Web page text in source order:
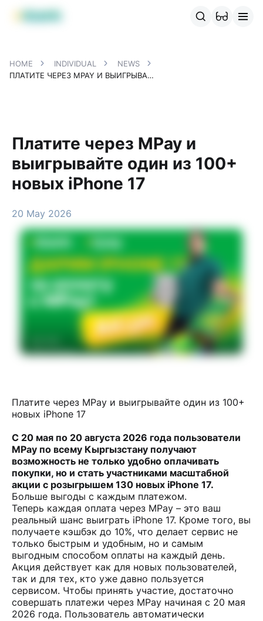
MBANK Products
HOME INDIVIDUAL
NEWS
ПЛАТИТЕ ЧЕРЕЗ MPAY И ВЫИГРЫВАЙТЕ ОДИН ИЗ 100+ НОВЫХ IPHONE 17
Платите через MPay и
выигрывайте один из 100+
новых iPhone 17
20 May 2026
Платите через MPay и выигрывайте один из 100+
новых iPhone 17
С 20 мая по 20 августа 2026 года пользователи
MPay по всему Кыргызстану получают
возможность не только удобно оплачивать
покупки, но и стать участниками масштабной
акции с розыгрышем 130 новых iPhone 17.
Больше выгоды с каждым платежом.
Теперь каждая оплата через MPay – это ваш
реальный шанс выиграть iPhone 17. Кроме того, вы
получаете кэшбэк до 10%, что делает сервис не
только быстрым и удобным, но и самым
выгодным способом оплаты на каждый день.
Акция действует как для новых пользователей,
так и для тех, кто уже давно пользуется
сервисом. Чтобы принять участие, достаточно
совершать платежи через MPay начиная с 20 мая
2026 года. Пользователь автоматически